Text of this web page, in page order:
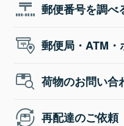
郵便番号を調べ
郵便局・ATM
荷物のお問い合
再配達のご依頼